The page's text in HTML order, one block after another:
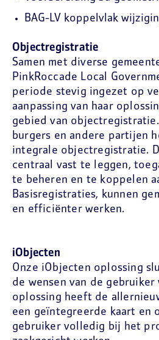
BAG-LV koppelvlak
Objectregistratie
Samen met diverse
PinkRoccade Local
periode stevig ingezet op
aanpassing van haar
gebied van objectregistratie.
burgers en andere partijen
integrale objectregistratie.
centraal vast te leggen,
te beheren en te koppelen
Basisregistraties, kunnen
en efficiënter werken.
iObjecten
Onze iObjecten oplossing
de wensen van de gebruiker
oplossing heeft de
een geïntegreerde kaart en
gebruiker volledig bij het